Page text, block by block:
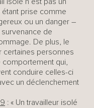
prise comme
ou un danger –
de
De plus, le
certaines personnes
comportement qui,
conduire celles-ci
un déclenchement
: « Un travailleur isolé